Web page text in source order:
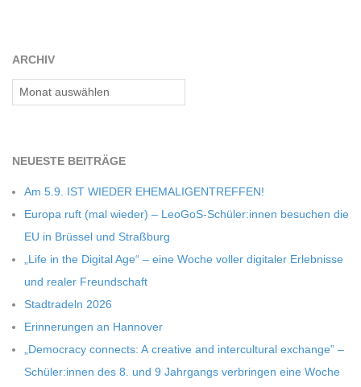
ARCHIV
Archiv
NEU­ESTE BEITRÄGE
Am 5.9. IST WIEDER EHEMALIGENTREFFEN!
Europa ruft (mal wie­der) – LeoGoS-Schüler:innen besu­chen die
EU in Brüs­sel und Straßburg
„Life in the Digi­tal Age“ – eine Woche vol­ler digi­ta­ler Erleb­nisse
und rea­ler Freundschaft
Stadt­ra­deln 2026
Erin­ne­run­gen an Hannover
„Demo­cracy con­nects: A crea­tive and inter­cul­tu­ral exch­ange” –
Schüler:innen des 8. und 9 Jahr­gangs ver­brin­gen eine Woche